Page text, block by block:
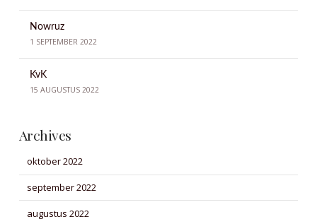
Nowruz
1 SEPTEMBER 2022
KvK
15 AUGUSTUS 2022
Archives
oktober 2022
september 2022
augustus 2022